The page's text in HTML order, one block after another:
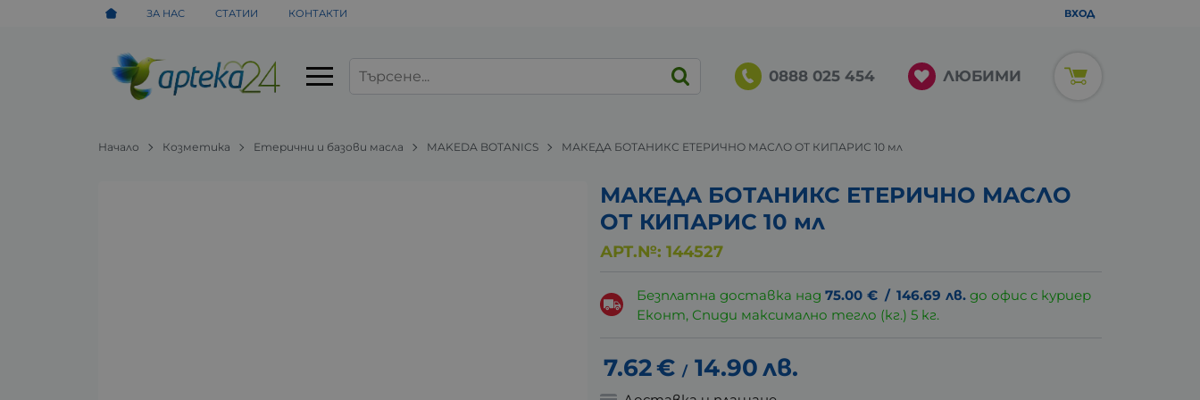
ЗА НАС СТАТИИ КОНТАКТИ ВХОД
0888 025 454 ЛЮБИМИ
Начало Козметика Етерични и базови масла MAKEDA BOTANICS МАКЕДА БОТАНИКС ЕТЕРИЧНО МАСЛО ОТ КИПАРИС 10 мл
МАКЕДА БОТАНИКС ЕТЕРИЧНО МАСЛО
ОТ КИПАРИС 10 мл
АРТ.№: 144527
Безплатна доставка над75.00 € / 146.69 лв. до офис с куриер
Еконт, Спиди максимално тегло (кг.) 5 кг.
7.62€ / 14.90лв.